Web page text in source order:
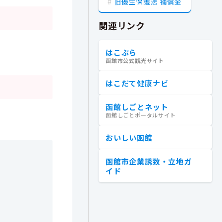
関連リンク
はこぶら
函館市公式観光サイト
はこだて健康ナビ
函館しごとネット
函館しごとポータルサイト
おいしい函館
函館市企業誘致・立地ガ
イド